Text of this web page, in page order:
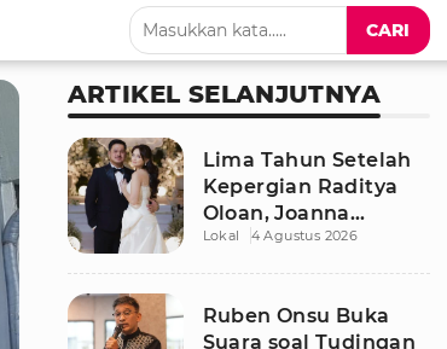
CARI
ARTIKEL SELANJUTNYA
Lima Tahun Setelah
Kepergian Raditya
Oloan, Joanna
Alexandra Kembali
Lokal 4 Agustus 2026
Ruben Onsu Buka
Suara soal Tudingan